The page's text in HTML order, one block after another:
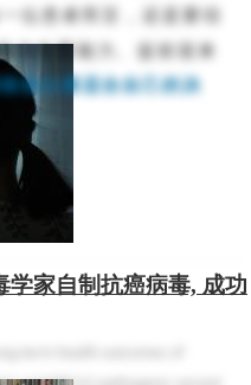
位患者而言，还是要综
去生育能力、提前迎来
做出最适合自己的决
家自制抗癌病毒, 成功